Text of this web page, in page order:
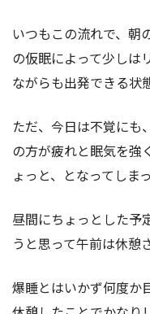
いつもこの流れで、朝
の仮眠によって少しは
ながらも出発できる状
ただ、今日は不覚にも
の方が疲れと眠気を強
ょっと、となってしまっ
昼間にちょっとした予
うと思って午前は休憩
爆睡とはいかず何度か